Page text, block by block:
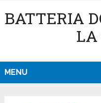
BATTERIA
LA
MENU